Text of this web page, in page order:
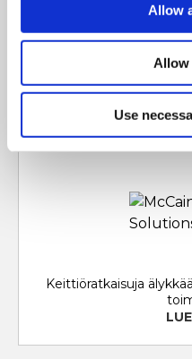
Allow
Allow
Use
Brändi, joka pitää
saavat
Keittiöratkaisuja